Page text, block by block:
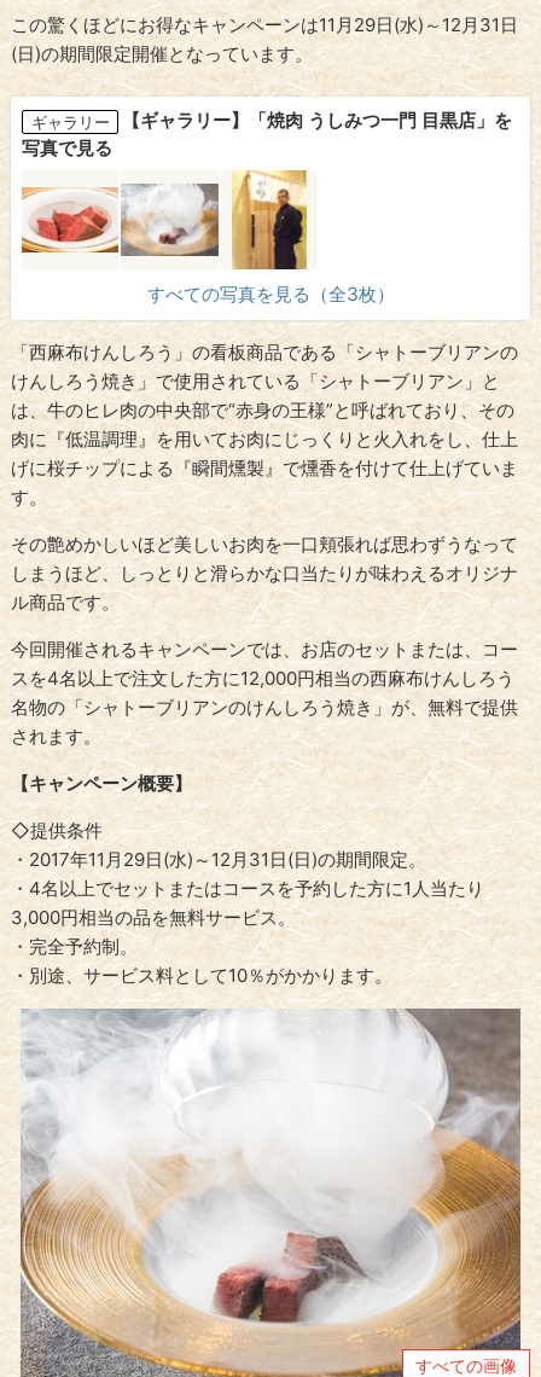
この驚くほどにお得なキャンペーンは11月29日(水)～12月31日
(日)の期間限定開催となっています。
ギャラリー
【ギャラリー】「焼肉 うしみつ一門 目黒店」を
写真で見る
すべての写真を見る（全3枚）
「西麻布けんしろう」の看板商品である「シャトーブリアンの
けんしろう焼き」で使用されている「シャトーブリアン」と
は、牛のヒレ肉の中央部で“赤身の王様”と呼ばれており、その
肉に『低温調理』を用いてお肉にじっくりと火入れをし、仕上
げに桜チップによる『瞬間燻製』で燻香を付けて仕上げていま
す。
その艶めかしいほど美しいお肉を一口頬張れば思わずうなって
しまうほど、しっとりと滑らかな口当たりが味わえるオリジナ
ル商品です。
今回開催されるキャンペーンでは、お店のセットまたは、コー
スを4名以上で注文した方に12,000円相当の西麻布けんしろう
名物の「シャトーブリアンのけんしろう焼き」が、無料で提供
されます。
【キャンペーン概要】
◇提供条件
・2017年11月29日(水)～12月31日(日)の期間限定。
・4名以上でセットまたはコースを予約した方に1人当たり
3,000円相当の品を無料サービス。
・完全予約制。
・別途、サービス料として10％がかかります。
すべての画像